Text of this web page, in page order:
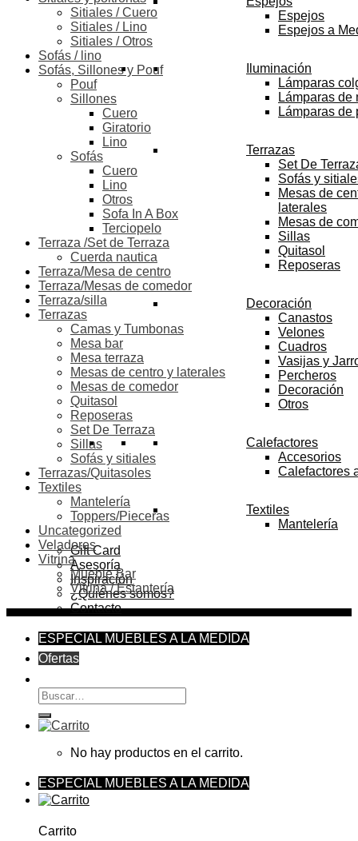
Espejos
Espejos a
Iluminación
Lámparas
Lámparas de
Lámparas de
Terrazas
Set De
Sofás y
Mesas de
laterales
Mesas de
Sillas
Quitasol
Reposeras
Decoración
Canastos
Velones
Cuadros
Vasijas y
Percheros
Decoración
Otros
Calefactores
Accesorios
Calefactores
Textiles
Mantelería
Gift Card
Asesoría
Inspiración
¿Quiénes somos?
Contacto
ESPECIAL MUEBLES A LA MEDIDA
Ofertas
Buscar
por:
No hay productos en el carrito.
ESPECIAL MUEBLES A LA MEDIDA
Carrito
Sitiales / Cuero
Sitiales / Lino
Sitiales / Otros
Sofás / lino
Sofás, Sillones y Pouf
Pouf
Sillones
Cuero
Giratorio
Lino
Sofás
Cuero
Lino
Otros
Sofa In A Box
Terciopelo
Terraza /Set de Terraza
Cuerda nautica
Terraza/Mesa de centro
Terraza/Mesas de comedor
Terraza/silla
Terrazas
Camas y Tumbonas
Mesa bar
Mesa terraza
Mesas de centro y laterales
Mesas de comedor
Quitasol
Reposeras
Set De Terraza
Sillas
Sofás y sitiales
Terrazas/Quitasoles
Textiles
Mantelería
Toppers/Pieceras
Uncategorized
Veladores
Vitrina
Mueble Bar
Vitrina / Estantería